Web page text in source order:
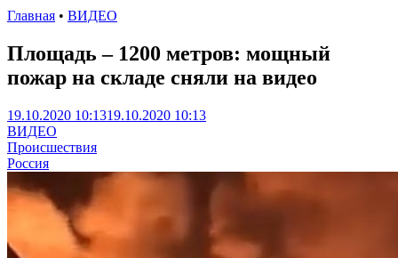
Главная • ВИДЕО
Площадь – 1200 метров: мощный
пожар на складе сняли на видео
19.10.2020 10:1319.10.2020 10:13
ВИДЕО
Происшествия
Россия